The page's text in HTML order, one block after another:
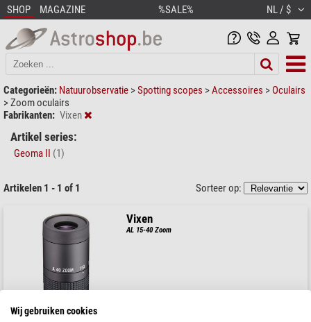
SHOP MAGAZINE %SALE% NL / $
Categorieën: Natuurobservatie >Spotting scopes >Accessoires > Oculairs
>Zoom oculairs
Fabrikanten: Vixen
Artikel series:
Geoma II (1)
Artikelen 1 - 1 of 1 Sorteer op:
Vixen
AL 15-40 Zoom
Wij gebruiken cookies